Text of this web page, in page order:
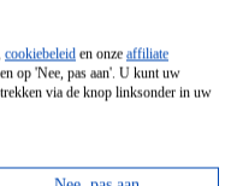
cookiebeleid en onze affiliate
op 'Nee, pas aan'. U kunt uw
via de knop linksonder in uw